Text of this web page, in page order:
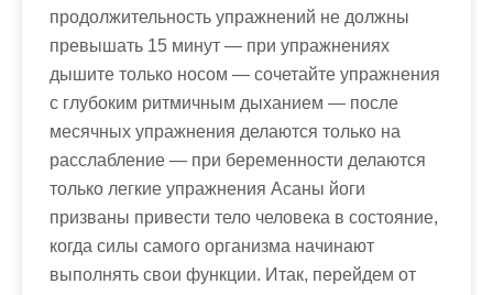
продолжительность упражнений не должны
превышать 15 минут — при упражнениях
дышите только носом — сочетайте упражнения
с глубоким ритмичным дыханием — после
месячных упражнения делаются только на
расслабление — при беременности делаются
только легкие упражнения Асаны йоги
призваны привести тело человека в состояние,
когда силы самого организма начинают
выполнять свои функции. Итак, перейдем от